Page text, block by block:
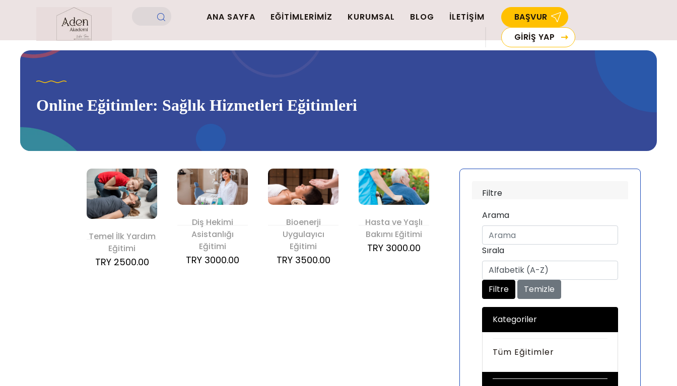
ANA SAYFA EĞİTİMLERİMİZ KURUMSAL BLOG İLETİŞİM
BAŞVUR
GİRİŞ YAP
Online Eğitimler: Sağlık Hizmetleri Eğitimleri
Temel İlk Yardım
Eğitimi
TRY 2500.00
Diş Hekimi
Asistanlığı
Eğitimi
TRY 3000.00
Bioenerji
Uygulayıcı
Eğitimi
TRY 3500.00
Hasta ve Yaşlı
Bakımı Eğitimi
TRY 3000.00
Filtre
Arama
Sırala
Filtre Temizle
Kategoriler
Tüm Eğitimler